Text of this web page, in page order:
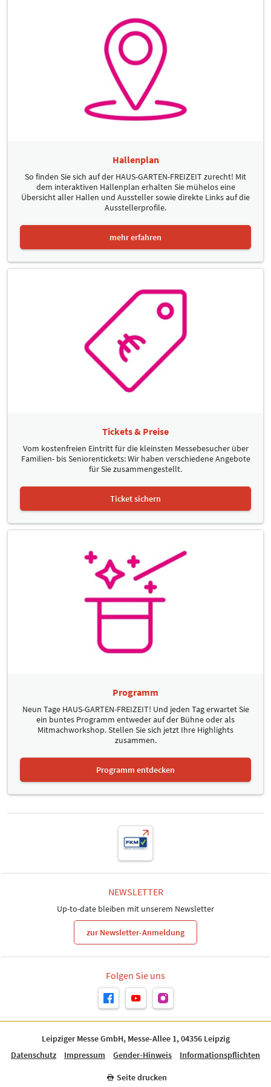
Hallenplan
So finden Sie sich auf der HAUS-GARTEN-FREIZEIT zurecht! Mit
dem interaktiven Hallenplan erhalten Sie mühelos eine
Übersicht aller Hallen und Aussteller sowie direkte Links auf die
Ausstellerprofile.
mehr erfahren
Tickets & Preise
Vom kostenfreien Eintritt für die kleinsten Messebesucher über
Familien- bis Seniorentickets: Wir haben verschiedene Angebote
für Sie zusammengestellt.
Ticket sichern
Programm
Neun Tage HAUS-GARTEN-FREIZEIT! Und jeden Tag erwartet Sie
ein buntes Programm entweder auf der Bühne oder als
Mitmachworkshop. Stellen Sie sich jetzt Ihre Highlights
zusammen.
Programm entdecken
NEWSLETTER
Up-to-date bleiben mit unserem Newsletter
zur Newsletter-Anmeldung
Folgen Sie uns
Leipziger Messe GmbH, Messe-Allee 1, 04356 Leipzig
Datenschutz
Impressum Gender-Hinweis Informationspflichten
Seite drucken